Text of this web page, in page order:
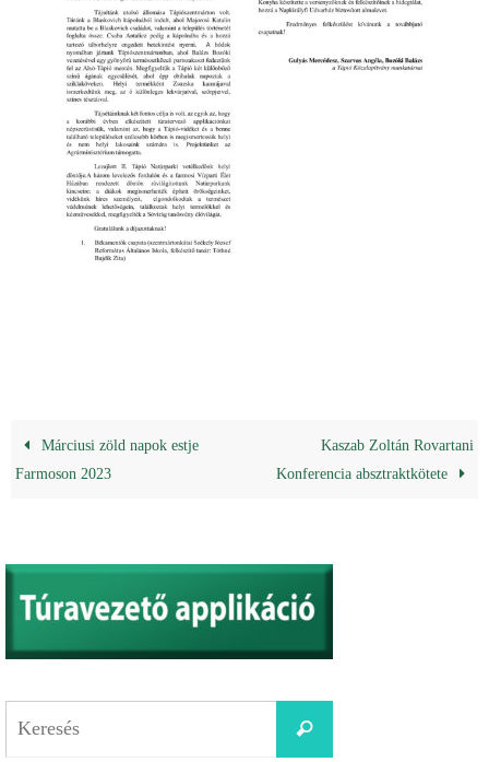
Márciusi zöld napok estje
Farmoson 2023
Kaszab Zoltán Rovartani
Konferencia absztraktkötete